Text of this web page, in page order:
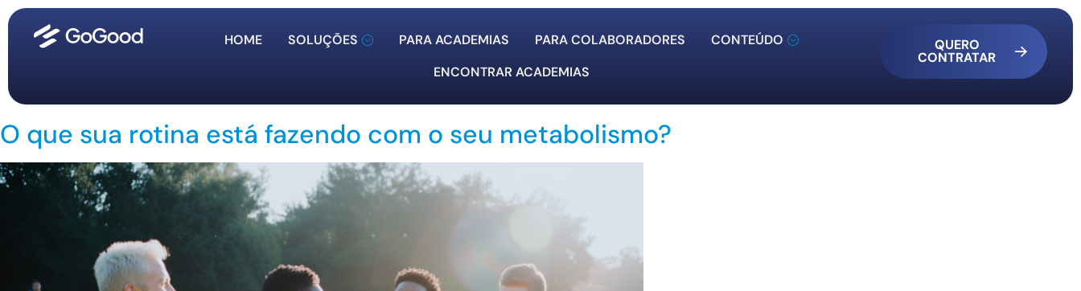
HOME SOLUÇÕES PARA ACADEMIAS PARA COLABORADORES
CONTEÚDO
ENCONTRAR ACADEMIAS
QUERO
CONTRATAR
O que sua rotina está fazendo com o seu metabolismo?